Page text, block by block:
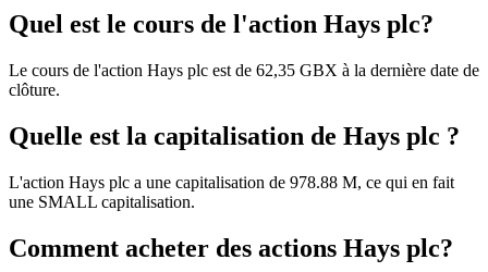
Quel est le cours de l'action Hays plc?
Le cours de l'action Hays plc est de 62,35 GBX à la dernière date de
clôture.
Quelle est la capitalisation de Hays plc ?
L'action Hays plc a une capitalisation de 978.88 M, ce qui en fait
une SMALL capitalisation.
Comment acheter des actions Hays plc?